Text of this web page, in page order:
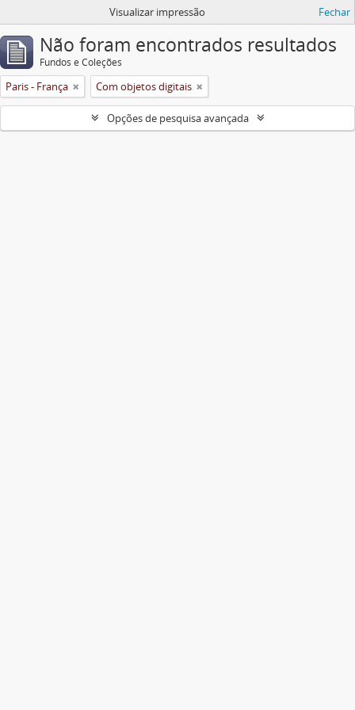
Visualizar impressão Fechar
Não foram encontrados resultados
Fundos e Coleções
Paris - França Com objetos digitais
Opções de pesquisa avançada